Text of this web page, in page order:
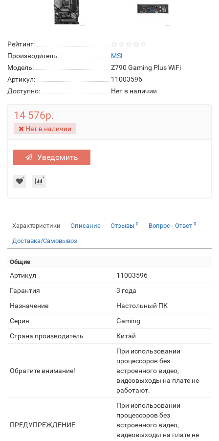
Рейтинг:
Производитель:
MSI
Модель:
Z790 Gaming Plus WiFi
Артикул:
11003596
Доступно:
Нет в наличии
14 576р.
Нет в наличии
Уведомить
Характеристики Описание Отзывы 0 Вопрос - Ответ 0
Доставка/Самовывоз
Общие
Артикул
11003596
Гарантия
3 года
Назначение
Настольный ПК
Серия
Gaming
Страна производитель
Китай
Обратите внимание!
При использовании
процессоров без
встроенного видео,
видеовыходы на плате не
работают.
ПРЕДУПРЕЖДЕНИЕ
При использовании
процессоров без
встроенного видео,
видеовыходы на плате не